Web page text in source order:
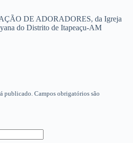
DE ADORADORES, da Igreja
do Distrito de Itapeaçu-AM
publicado. Campos obrigatórios são